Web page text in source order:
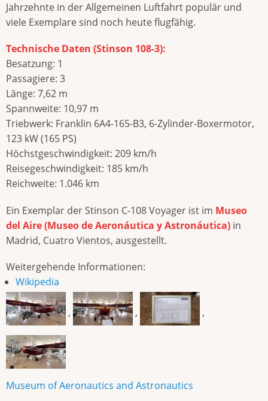
Jahrzehnte in der Allgemeinen Luftfahrt populär und
viele Exemplare sind noch heute flugfähig.
Technische Daten (Stinson 108-3):
Besatzung: 1
Passagiere: 3
Länge: 7,62 m
Spannweite: 10,97 m
Triebwerk: Franklin 6A4-165-B3, 6-Zylinder-Boxermotor,
123 kW (165 PS)
Höchstgeschwindigkeit: 209 km/h
Reisegeschwindigkeit: 185 km/h
Reichweite: 1.046 km
Ein Exemplar der Stinson C-108 Voyager ist im Museo
del Aire (Museo de Aeronáutica y Astronáutica) in
Madrid, Cuatro Vientos, ausgestellt.
Weitergehende Informationen:
Wikipedia
, , ,
Museum of Aeronautics and Astronautics